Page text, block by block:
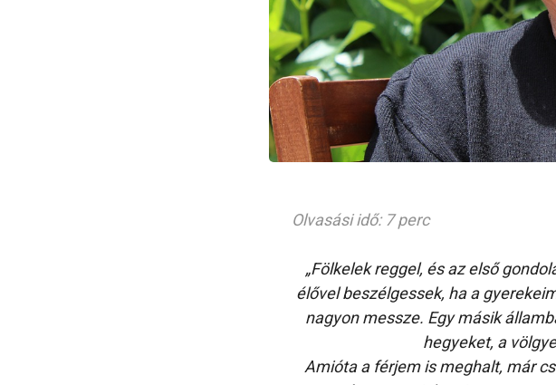
Olvasási idő: 7 perc
„Fölkelek reggel, és az első
élővel beszélgessek, ha a
nagyon messze. Egy másik
hegyeket, a
Amióta a férjem is meghalt, már